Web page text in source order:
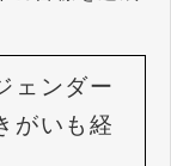
ェンダー
がいも経